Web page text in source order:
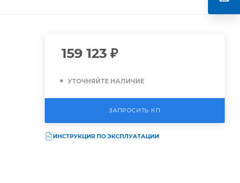
159 123₽
УТОЧНЯЙТЕ НАЛИЧИЕ
ЗАПРОСИТЬ КП
ИНСТРУКЦИЯ ПО ЭКСПЛУАТАЦИИ